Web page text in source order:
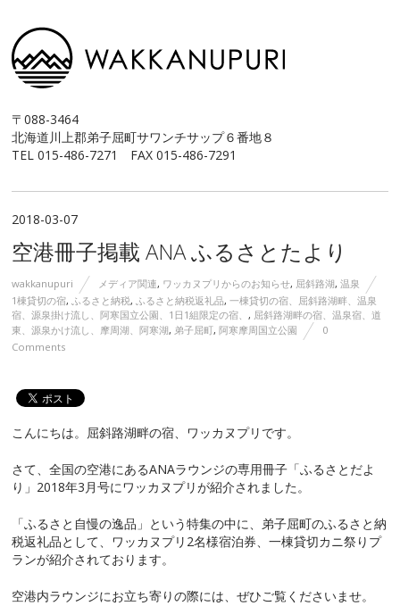
〒088-3464
北海道川上郡弟子屈町サワンチサップ６番地８
TEL 015-486-7271 FAX 015-486-7291
2018-03-07
空港冊子掲載 ANA ふるさとたより
wakkanupuri メディア関連, ワッカヌプリからのお知らせ, 屈斜路湖,温泉
1棟貸切の宿,ふるさと納税,ふるさと納税返礼品,一棟貸切の宿、屈斜路湖畔、温泉
宿、源泉掛け流し、阿寒国立公園、1日1組限定の宿、, 屈斜路湖畔の宿、温泉宿、道
東、源泉かけ流し、摩周湖、阿寒湖, 弟子屈町,阿寒摩周国立公園
0
Comments
こんにちは。屈斜路湖畔の宿、ワッカヌプリです。
さて、全国の空港にあるANAラウンジの専用冊子「ふるさとだよ
り」2018年3月号にワッカヌプリが紹介されました。
「ふるさと自慢の逸品」という特集の中に、弟子屈町のふるさと納
税返礼品として、ワッカヌプリ2名様宿泊券、一棟貸切カニ祭りプ
ランが紹介されております。
空港内ラウンジにお立ち寄りの際には、ぜひご覧くださいませ。